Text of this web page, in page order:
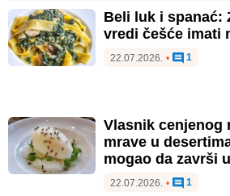
Beli luk i spanać:
vredi češće imati
22.07.2026. • 1
Vlasnik cenjenog
mrave u
mogao da završi
22.07.2026. • 1